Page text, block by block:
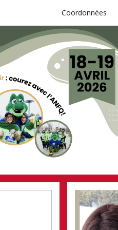
Coordonnées
fonds
Nespresso de